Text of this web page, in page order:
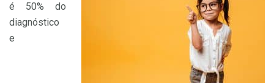
é 50% do
diagnóstico
e